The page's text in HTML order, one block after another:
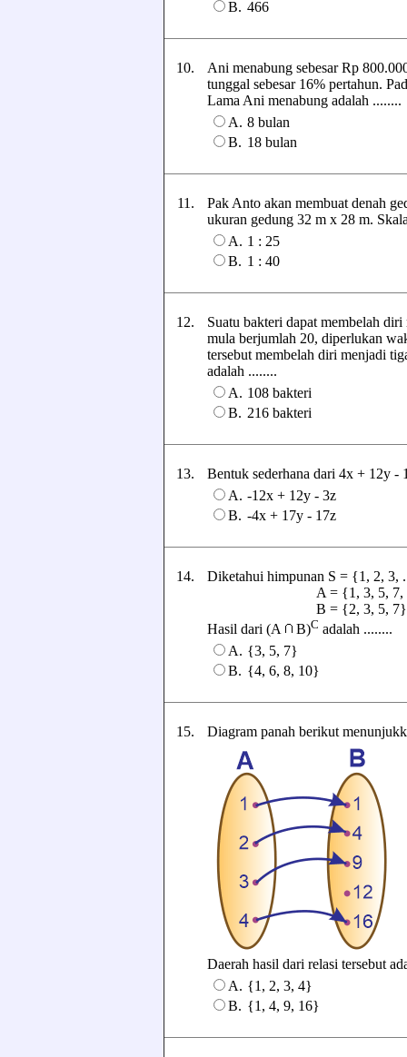
B. 466
10.
Ani menabung sebesar Rp
tunggal sebesar 16% pertahun.
Lama Ani menabung adalah ........
A. 8 bulan
B. 18 bulan
11.
Pak Anto akan membuat denah
ukuran gedung 32 m x 28 m.
A. 1 : 25
B. 1 : 40
12.
Suatu bakteri dapat membelah
mula berjumlah 20, diperlukan
tersebut membelah diri menjadi
adalah ........
A. 108 bakteri
B. 216 bakteri
13.
Bentuk sederhana dari 4x + 12y -
A. -12x + 12y - 3z
B. -4x + 17y - 17z
14.
Diketahui himpunan S = {1, 2, 3,
A = {1, 3, 5, 7,
B = {2, 3, 5, 7}
Hasil dari (A
B)C adalah ........
A. {3, 5, 7}
B. {4, 6, 8, 10}
15. Diagram panah berikut
Daerah hasil dari relasi tersebut
A. {1, 2, 3, 4}
B. {1, 4, 9, 16}